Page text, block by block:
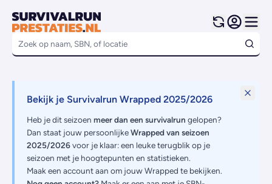
Bekijk je Survivalrun Wrapped 2025/2026
Heb je dit seizoen meer dan een survivalrun gelopen?
Dan staat jouw persoonlijkeWrapped van seizoen
2025/2026voor je klaar: een leuke terugblik op je
seizoen met je hoogtepunten en statistieken.
Maak een account aan om jouw Wrapped te bekijken.